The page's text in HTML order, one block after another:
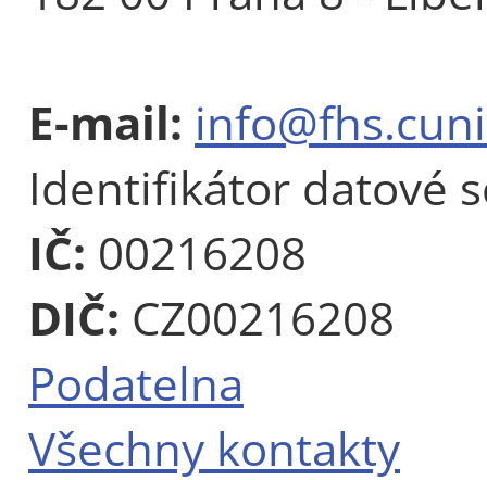
E-mail:
Identifikátor datové
IČ: 00216208
DIČ: CZ00216208
Podatelna
Všechny kontakty